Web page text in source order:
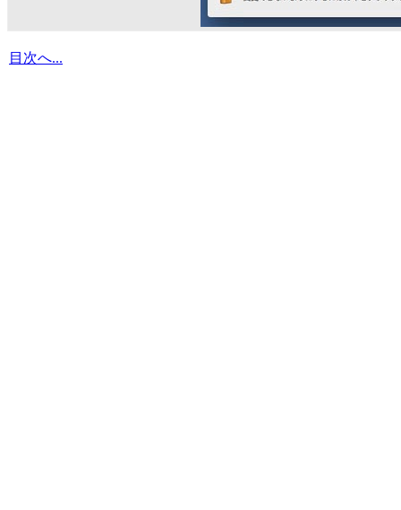
目次へ...